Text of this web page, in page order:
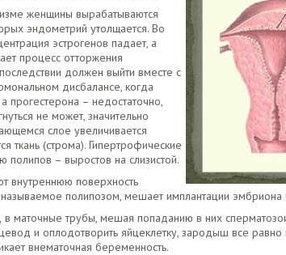
женщины вырабатываются
эндометрий утолщается. Во
эстрогенов падает, а
процесс отторжения
должен выйти вместе с
дисбалансе, когда
прогестерона – недостаточно,
не может, значительно
слое увеличивается
ткань (строма). Гипертрофические
– выростов на слизистой.
внутреннюю поверхность
называемое полипозом, мешает имплантации
маточные трубы, мешая попаданию в них
и оплодотворить яйцеклетку, зародыш все равно
внематочная беременность.